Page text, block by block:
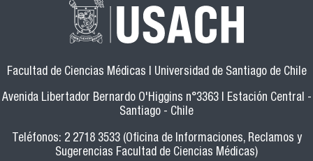
Facultad de Ciencias Médicas | Universidad de Santiago de Chile
Avenida Libertador Bernardo O'Higgins n°3363 | Estación Central -
Santiago - Chile
Teléfonos: 2 2718 3533 (Oficina de Informaciones, Reclamos y
Sugerencias Facultad de Ciencias Médicas)